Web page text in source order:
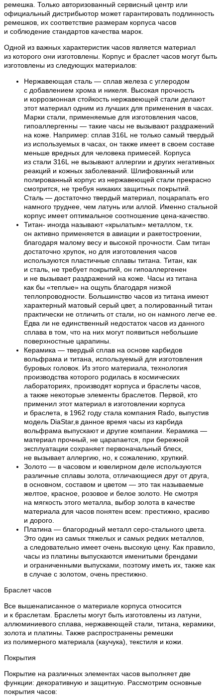
ремешка. Только авторизованный сервисный центр или
официальный дистрибьютор может гарантировать подлинность
ремешков, их соответствие размерам корпуса часов
и соблюдение стандартов качества марок.
Одной из важных характеристик часов является материал
из которого они изготовлены. Корпус и браслет часов могут быть
изготовлены из следующих материалов:
Нержавеющая сталь — сплав железа с углеродом
с добавлением хрома и никеля. Высокая прочность
и коррозионная стойкость нержавеющей стали делают
этот материал одним из лучших для применения в часах.
Марки стали, применяемые для изготовления часов,
гипоаллергенны — такие часы не вызывают раздражений
на коже. Например: сплав 316L не только самый твердый
из используемых в часах, он также имеет в своем составе
меньше вредных для человека примесей. Корпуса
из стали 316L не вызывают аллергии и других негативных
реакций и кожных заболеваний. Шлифованный или
полированный корпус из нержавеющей стали прекрасно
смотрится, не требуя никаких защитных покрытий.
Сталь — достаточно твердый материал, поцарапать его
намного труднее, чем латунь или аллой. Именно стальной
корпус имеет оптимальное соотношение цена-качество.
Титан- иногда называют «крылатым» металлом, т.к.
он активно применяется в авиации и ракетостроении,
благодаря малому весу и высокой прочности. Сам титан
достаточно хрупок, но для изготовления часов
используются пластичные сплавы титана. Титан, как
и сталь, не требует покрытий, он гипоаллергенен
и не вызывает раздражений на коже. Часы из титана
как бы «теплые» на ощупь благодаря низкой
теплопроводности. Большинство часов из титана имеют
характерный матовый серый цвет, а полированный титан
практически не отличить от стали, но он намного легче ее.
Едва ли не единственный недостаток часов из данного
сплава в том, что на них могут появиться небольшие
поверхностные царапины.
Керамика — твердый сплав на основе карбидов
вольфрама и титана, используемый для изготовления
буровых головок. Из этого материала, технология
производства которого родилась в космических
лабораториях, производят корпуса и браслеты часов,
а также некоторые элементы браслетов. Первой, кто
применил этот материал в изготовлении корпуса
и браслета, в 1962 году стала компания Rado, выпустив
модель DiaStar,в данное время часы из карбида
вольфрама выпускают и другие компании. Керамика —
материал прочный, не царапается, при бережной
эксплуатации сохраняет первоначальный блеск,
не вызывает аллергию, но, к сожалению, хрупкий.
Золото — в часовом и ювелирном деле используются
различные сплавы золота, отличающиеся друг от друга,
в основном, составом и цветом — это так называемые
желтое, красное, розовое и белое золото. Не смотря
на мягкость этого металла, выбор золота в качестве
материала для часов понятен всем: престижно, красиво
и дорого.
Платина — благородный металл серо-стального цвета.
Это один из самых тяжелых и самых редких металлов,
а следовательно имеет очень высокую цену. Как правило,
часы из платины выпускаются именитыми брендами
и ограниченными выпусками, поэтому иметь их, также как
в случае с золотом, очень престижно.
Браслет часов
Все вышенаписанное о материале корпуса относится
и к браслетам. Браслеты могут быть изготовлены из латуни,
аллюминиевого сплава, нержавеющей стали, титана, керамики,
золота и платины. Также распространены ремешки
из полимерного материала (каучука), текстиля и кожи.
Покрытия
Покрытие на различных элементах часов выполняет две
функции: декоративную и защитную. Рассмотрим основные
покрытия часов: